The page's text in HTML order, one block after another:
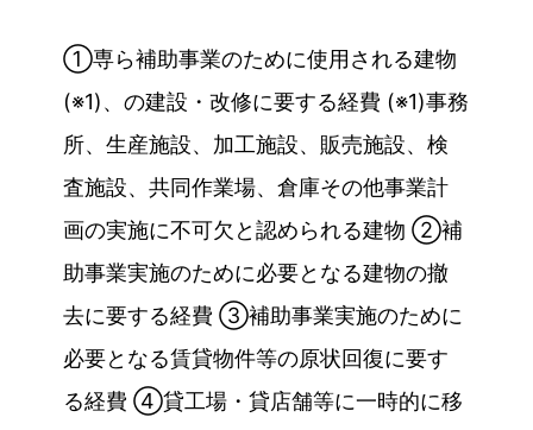
①専ら補助事業のために使用される建物
(※1)、の建設・改修に要する経費 (※1)事務
所、生産施設、加工施設、販売施設、検
査施設、共同作業場、倉庫その他事業計
画の実施に不可欠と認められる建物 ②補
助事業実施のために必要となる建物の撤
去に要する経費 ③補助事業実施のために
必要となる賃貸物件等の原状回復に要す
る経費 ④貸工場・貸店舗等に一時的に移